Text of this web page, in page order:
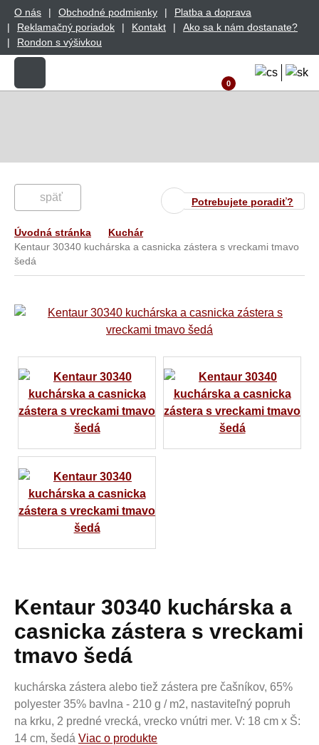
O nás Obchodné podmienky
Platba a doprava
Reklamačný poriadok
Kontakt
Ako sa k nám dostanate?
Rondon s výšivkou
0
Potrebujete poradiť?
späť
Úvodná stránka
Kuchár
Kentaur 30340 kuchárska a casnicka zástera s vreckami tmavo
šedá
Kentaur 30340 kuchárska a
casnicka zástera s vreckami
tmavo šedá
kuchárska zástera alebo tiež zástera pre čašníkov, 65%
polyester 35% bavlna - 210 g / m2, nastaviteľný popruh
na krku, 2 predné vrecká, vrecko vnútri mer. V: 18 cm x Š:
14 cm, šedá Viac o produkte